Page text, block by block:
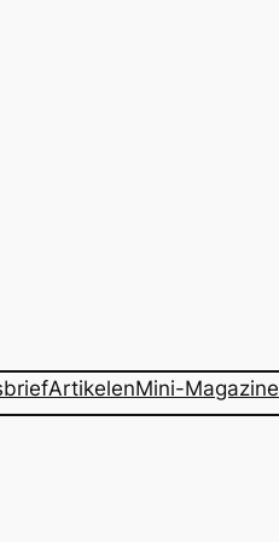
ArtikelenMini-Magazine